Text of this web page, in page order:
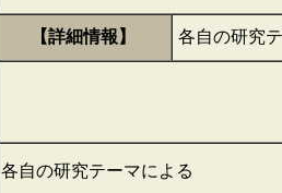
【詳細情報】 各自の研究
各自の研究テーマによる